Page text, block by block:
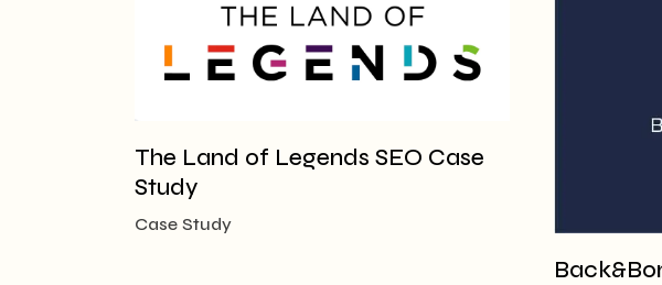
The Land of Legends SEO Case
Study
Case Study